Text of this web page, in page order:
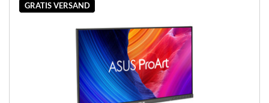
GRATIS VERSAND